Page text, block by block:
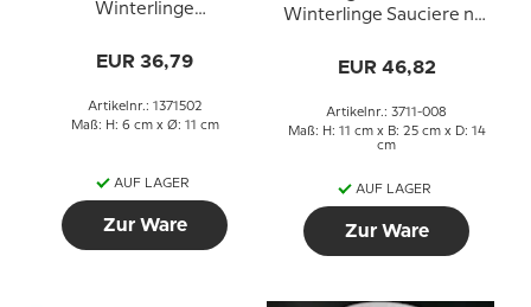
Winterlinge
oder 502
EUR 36,79
Artikelnr.: 1371502
Maß: H: 6 cm x Ø: 11 cm
AUF LAGER
Zur Ware
Winterlinge Sauciere no.
EUR 46,82
Artikelnr.: 3711-008
Maß: H: 11 cm x B: 25 cm x D: 14
cm
AUF LAGER
Zur Ware